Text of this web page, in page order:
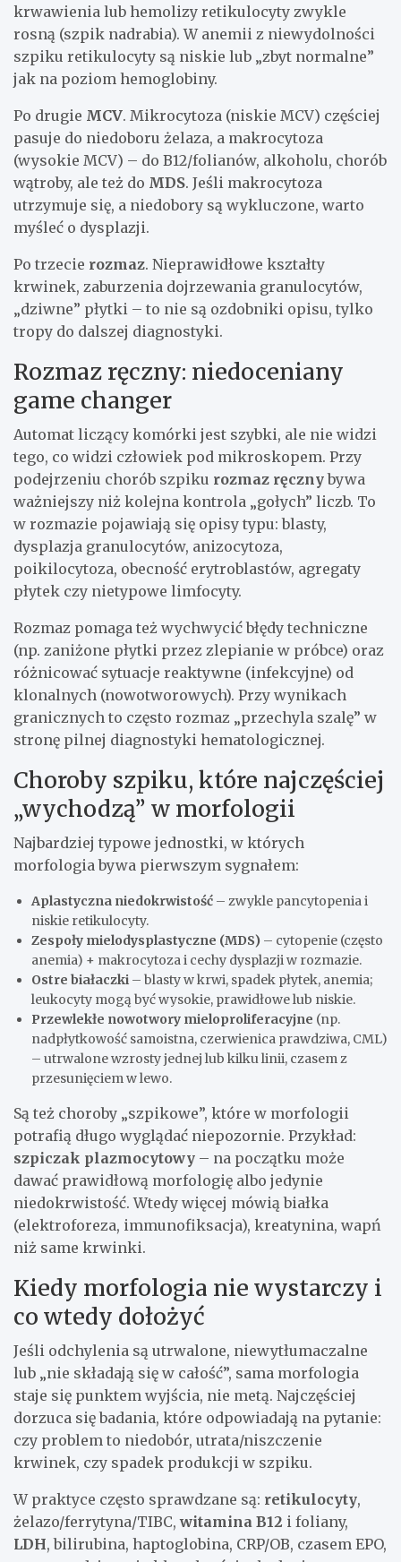
krwawienia lub hemolizy retikulocyty zwykle
rosną (szpik nadrabia). W anemii z niewydolności
szpiku retikulocyty są niskie lub „zbyt normalne”
jak na poziom hemoglobiny.
Po drugie MCV. Mikrocytoza (niskie MCV) częściej
pasuje do niedoboru żelaza, a makrocytoza
(wysokie MCV) – do B12/folianów, alkoholu, chorób
wątroby, ale też do MDS. Jeśli makrocytoza
utrzymuje się, a niedobory są wykluczone, warto
myśleć o dysplazji.
Po trzecie rozmaz. Nieprawidłowe kształty
krwinek, zaburzenia dojrzewania granulocytów,
„dziwne” płytki – to nie są ozdobniki opisu, tylko
tropy do dalszej diagnostyki.
Rozmaz ręczny: niedoceniany
game changer
Automat liczący komórki jest szybki, ale nie widzi
tego, co widzi człowiek pod mikroskopem. Przy
podejrzeniu chorób szpiku rozmaz ręcznybywa
ważniejszy niż kolejna kontrola „gołych” liczb. To
w rozmazie pojawiają się opisy typu: blasty,
dysplazja granulocytów, anizocytoza,
poikilocytoza, obecność erytroblastów, agregaty
płytek czy nietypowe limfocyty.
Rozmaz pomaga też wychwycić błędy techniczne
(np. zaniżone płytki przez zlepianie w próbce) oraz
różnicować sytuacje reaktywne (infekcyjne) od
klonalnych (nowotworowych). Przy wynikach
granicznych to często rozmaz „przechyla szalę” w
stronę pilnej diagnostyki hematologicznej.
Choroby szpiku, które najczęściej
„wychodzą” w morfologii
Najbardziej typowe jednostki, w których
morfologia bywa pierwszym sygnałem:
Aplastyczna niedokrwistość – zwykle pancytopenia i
niskie retikulocyty.
Zespoły mielodysplastyczne (MDS) – cytopenie (często
anemia) + makrocytoza i cechy dysplazji w rozmazie.
Ostre białaczki – blasty w krwi, spadek płytek, anemia;
leukocyty mogą być wysokie, prawidłowe lub niskie.
Przewlekłe nowotwory mieloproliferacyjne (np.
nadpłytkowość samoistna, czerwienica prawdziwa, CML)
– utrwalone wzrosty jednej lub kilku linii, czasem z
przesunięciem w lewo.
Są też choroby „szpikowe”, które w morfologii
potrafią długo wyglądać niepozornie. Przykład:
szpiczak plazmocytowy – na początku może
dawać prawidłową morfologię albo jedynie
niedokrwistość. Wtedy więcej mówią białka
(elektroforeza, immunofiksacja), kreatynina, wapń
niż same krwinki.
Kiedy morfologia nie wystarczy i
co wtedy dołożyć
Jeśli odchylenia są utrwalone, niewytłumaczalne
lub „nie składają się w całość”, sama morfologia
staje się punktem wyjścia, nie metą. Najczęściej
dorzuca się badania, które odpowiadają na pytanie:
czy problem to niedobór, utrata/niszczenie
krwinek, czy spadek produkcji w szpiku.
W praktyce często sprawdzane są: retikulocyty,
żelazo/ferrytyna/TIBC,witamina B12 i foliany,
LDH, bilirubina, haptoglobina, CRP/OB, czasem EPO,